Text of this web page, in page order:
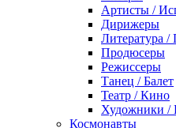
Артисты /
Дирижеры
Литература
Продюсеры
Режиссеры
Танец / Балет
Театр / Кино
Художники /
Космонавты